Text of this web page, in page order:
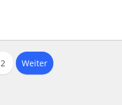
2 Weiter